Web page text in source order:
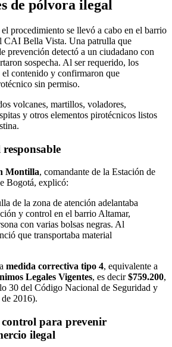
de pólvora ilegal
procedimiento se llevó a cabo en el barrio
CAI Bella Vista. Una patrulla que
prevención detectó a un ciudadano con
sospecha. Al ser requerido, los
contenido y confirmaron que
sin permiso.
volcanes, martillos, voladores,
y otros elementos pirotécnicos listos
Montilla, comandante de la Estación de
Bogotá, explicó:
de la zona de atención adelantaba
y control en el barrio Altamar,
con varias bolsas negras. Al
que transportaba material
medida correctiva tipo 4, equivalente a
Legales Vigentes, es decir$759.200,
30 del Código Nacional de Seguridad y
2016).
control para prevenir
ilegal